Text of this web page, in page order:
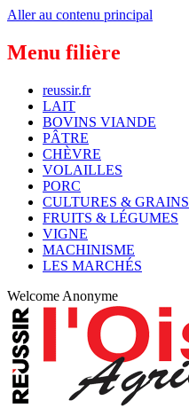
Aller au contenu principal
Menu filière
reussir.fr
LAIT
BOVINS VIANDE
PÂTRE
CHÈVRE
VOLAILLES
PORC
CULTURES & GRAINS
FRUITS & LÉGUMES
VIGNE
MACHINISME
LES MARCHÉS
Welcome Anonyme